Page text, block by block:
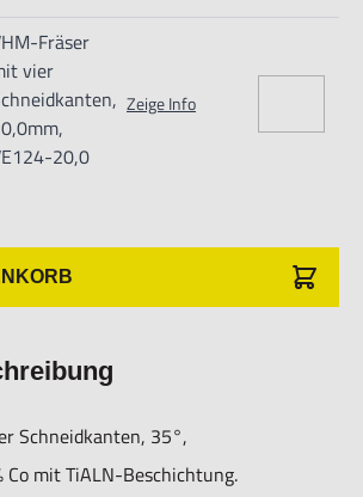
Fräser
vier
20,0
Zeige Info
Schneidkanten, 35°,
Co mit TiALN-Beschichtung.